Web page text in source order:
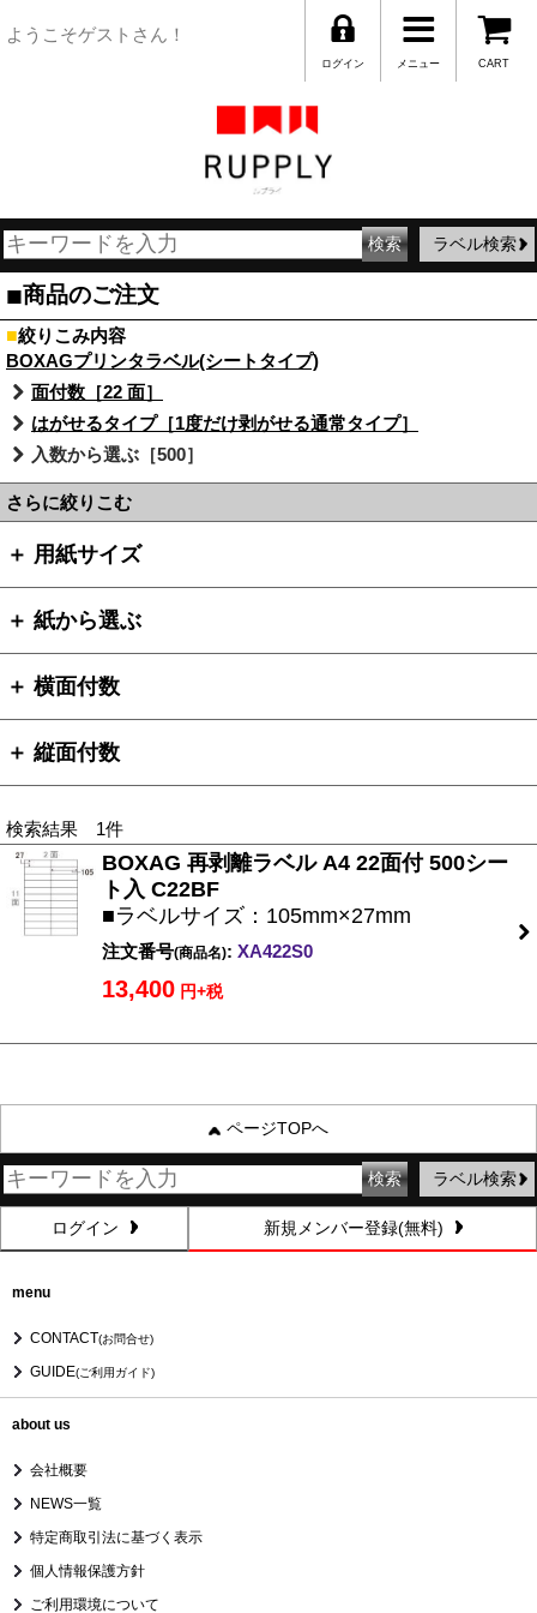
ようこそゲストさん！
CART
メニュー
ログイン
ラベル検索
■商品のご注文
■絞りこみ内容
BOXAGプリンタラベル(シートタイプ)
面付数［22 面］
はがせるタイプ［1度だけ剥がせる通常タイプ］
入数から選ぶ［500］
さらに絞りこむ
＋ 用紙サイズ
＋ 紙から選ぶ
＋ 横面付数
＋ 縦面付数
検索結果 1件
BOXAG 再剥離ラベル A4 22面付 500シー
ト入 C22BF
■ラベルサイズ：105mm×27mm
注文番号(商品名): XA422S0
13,400 円+税
ページTOPへ
ラベル検索
ログイン 新規メンバー登録(無料)
menu
CONTACT(お問合せ)
GUIDE(ご利用ガイド)
about us
会社概要
NEWS一覧
特定商取引法に基づく表示
個人情報保護方針
ご利用環境について